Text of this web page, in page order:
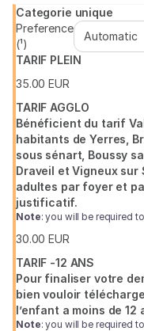
d’amour ?
Categorie unique
Preference
(¹)
TARIF PLEIN
35.00 EUR
TARIF AGGLO
Bénéficient du tarif
habitants de Yerres,
sous sénart, Boussy
Draveil et Vigneux sur
adultes par foyer et
justificatif.
Note: you will be required
30.00 EUR
TARIF -12 ANS
Pour finaliser votre
bien vouloir
l’enfant a moins de 12
Note: you will be required